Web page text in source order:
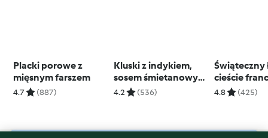
Placki porowe z
mięsnym farszem
4.7 (887)
Kluski z indykiem,
sosem śmietanowym
i porem
4.2 (536)
Świąteczny
cieście
sosem
4.8 (425)